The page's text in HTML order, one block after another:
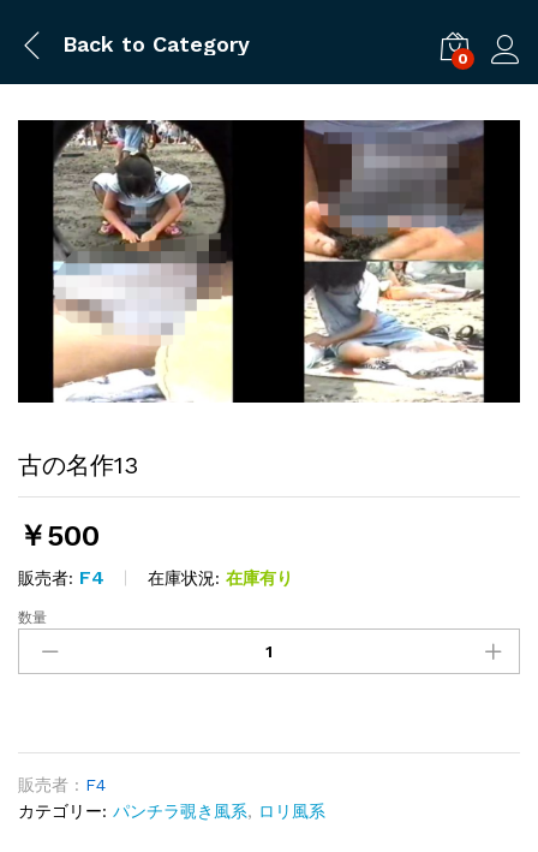
Back to Category
0
古の名作13
￥500
販売者: F4 在庫状況: 在庫有り
古
名
quantity
数量
販売者 : F4
カテゴリー: パンチラ覗き風系, ロリ風系